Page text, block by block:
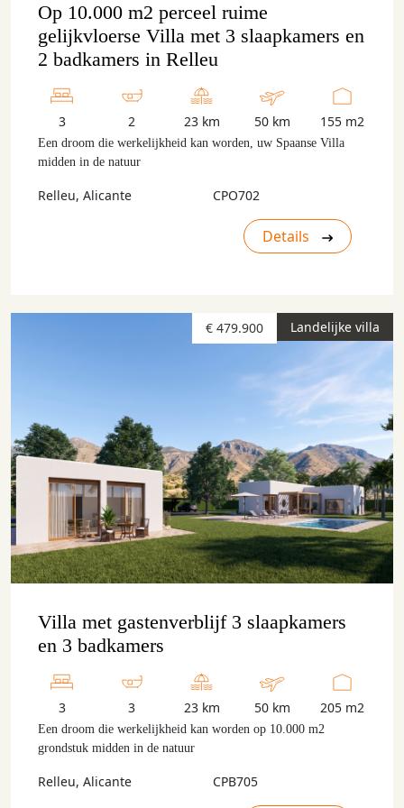
Op 10.000 m2 perceel ruime
gelijkvloerse Villa met 3 slaapkamers en
2 badkamers in Relleu
3 2 23 km 50 km 155 m2
Een droom die werkelijkheid kan worden, uw Spaanse Villa
midden in de natuur
Relleu, Alicante CPO702
Details
Landelijke villa
€ 479.900
Villa met gastenverblijf 3 slaapkamers
en 3 badkamers
3 3 23 km 50 km 205 m2
Een droom die werkelijkheid kan worden op 10.000 m2
grondstuk midden in de natuur
Relleu, Alicante CPB705